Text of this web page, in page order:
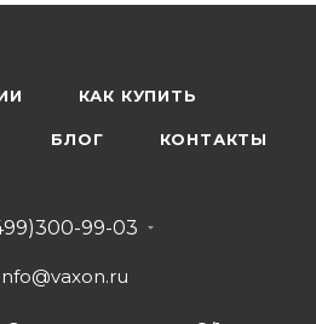
КАК КУПИТЬ
БЛОГ КОНТАКТЫ
99-03